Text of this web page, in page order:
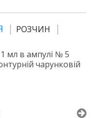
РОЗЧИН
мл в ампулі № 5
чарунковій